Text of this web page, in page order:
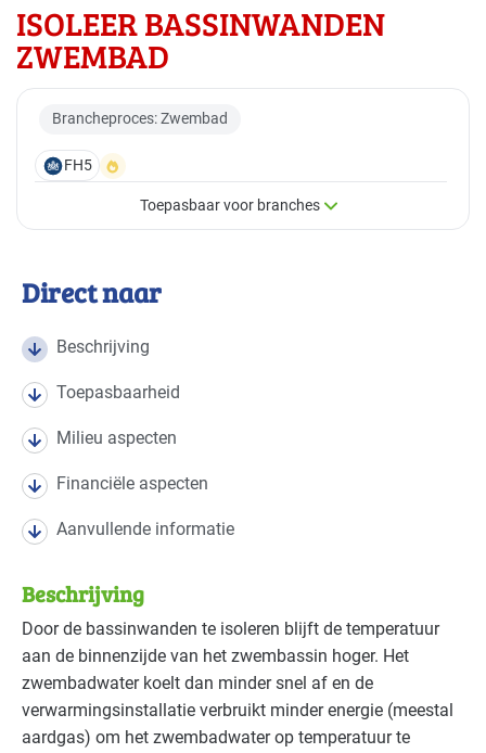
ISOLEER BASSINWANDEN
ZWEMBAD
Brancheproces: Zwembad
FH5
Toepasbaar voor branches
Toepasbaar voor branches
branches
Sport - zwembaden
Zorg - kinderdagverblijven
Zorg - zorginstellingen
Direct naar
Beschrijving
Toepasbaarheid
Milieu aspecten
Financiële aspecten
Aanvullende informatie
Beschrijving
Door de bassinwanden te isoleren blijft de temperatuur
aan de binnenzijde van het zwembassin hoger. Het
zwembadwater koelt dan minder snel af en de
verwarmingsinstallatie verbruikt minder energie (meestal
aardgas) om het zwembadwater op temperatuur te